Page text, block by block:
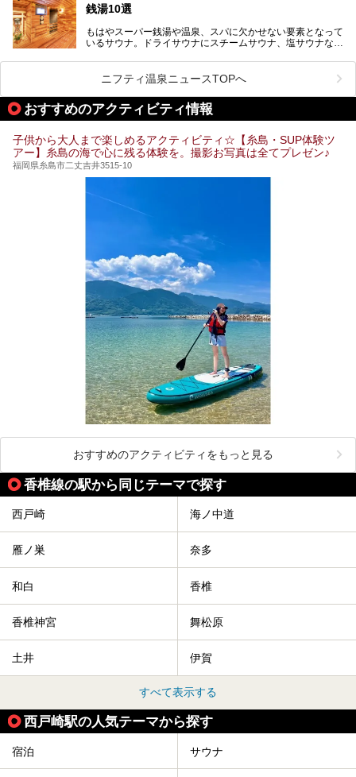
そこで今回は、ニフティ温泉ライターである筆者が現地体
ューズメント・宿泊施設・グルメ・その他施設まで、多彩な
る全貌と魅力を徹底紹介します！
銭湯10選
もはやスーパー銭湯や温泉、スパに欠かせない要素となって
いるサウナ。ドライサウナにスチームサウナ、塩サウナな
ペース、ロウリュウなど、心ゆくまで楽しむためのサービス
が充実した施設も多くみられます。
今回はそんなサウナにこだわった、福岡県内のオススメ温
泉・銭湯・スパを10件紹介したいと思います！
ニフティ温泉ニュースTOPへ
おすすめのアクティビティ情報
子供から大人まで楽しめるアクティビティ☆【糸島・SUP体験ツ
アー】糸島の海で心に残る体験を。撮影お写真は全てプレゼン♪
福岡県糸島市二丈吉井3515-10
おすすめのアクティビティをもっと見る
香椎線の駅から同じテーマで探す
西戸崎 海ノ中道
雁ノ巣 奈多
和白 香椎
香椎神宮 舞松原
土井 伊賀
すべて表示する
西戸崎駅の人気テーマから探す
宿泊 サウナ